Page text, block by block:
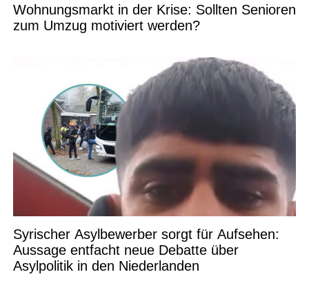
Wohnungsmarkt in der Krise: Sollten Senioren
zum Umzug motiviert werden?
Syrischer Asylbewerber sorgt für Aufsehen:
Aussage entfacht neue Debatte über
Asylpolitik in den Niederlanden